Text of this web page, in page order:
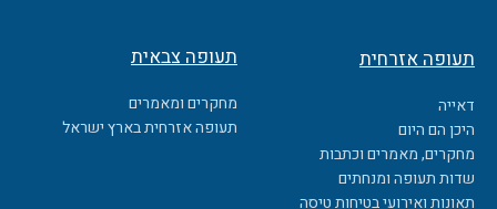
תעופה אזרחית
דאייה
היכן הם היום
מחקרים, מאמרים וכתבות
שדות תעופה ומנחתים
תאונות ואירועי בטיחות טיסה
תעופה צבאית
מחקרים ומאמרים
תעופה אזרחית בארץ ישראל